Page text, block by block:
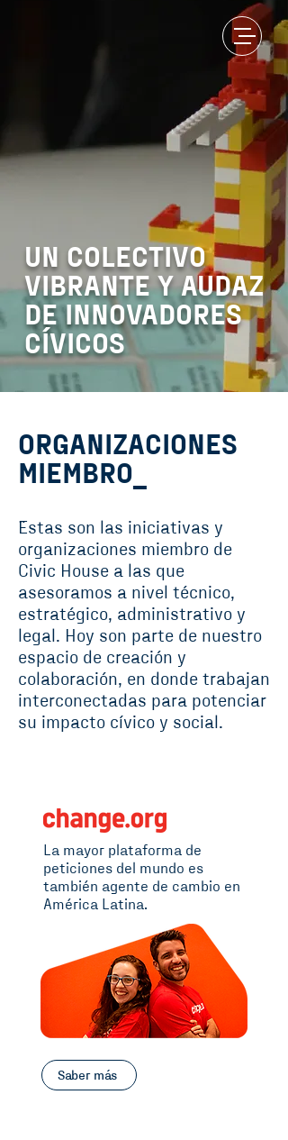
UN COLECTIVO
VIBRANTE Y AUDAZ
DE INNOVADORES
CÍVICOS
ORGANIZACIONES
MIEMBRO_
¨Estas son las iniciativas y
organizaciones miembro de
Civic House a las que
asesoramos a nivel técnico,
estratégico, administrativo y
legal. Hoy son parte de nuestro
espacio de creación y
colaboración, en donde trabajan
interconectadas para potenciar
su impacto cívico y social.
La mayor plataforma de
peticiones del mundo es
también agente de cambio en
América Latina.
Saber más